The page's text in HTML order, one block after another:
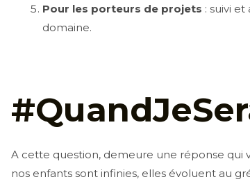
Pour les porteurs de projets : suivi
domaine.
A cette question, demeure une réponse qui
nos enfants sont infinies, elles évoluent au